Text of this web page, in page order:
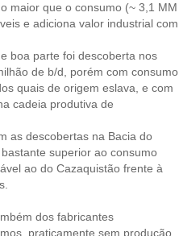
maior que o consumo (~ 3,1 MM
e adiciona valor industrial com
boa parte foi descoberta nos
de b/d, porém com consumo
quais de origem eslava, e com
cadeia produtiva de
as descobertas na Bacia do
superior ao consumo
ao do Cazaquistão frente à
dos fabricantes
praticamente sem produção